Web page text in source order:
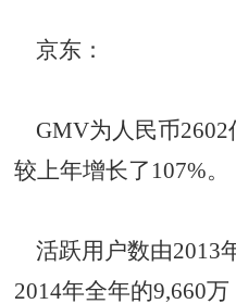
京东：
GMV为人民币2602
较上年增长了107%。
活跃用户数由2013
2014年全年的9,660万